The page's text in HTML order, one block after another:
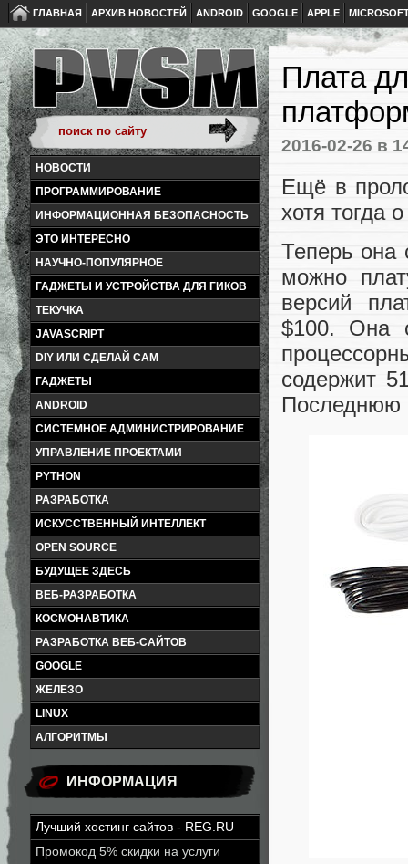
ГЛАВНАЯ АРХИВ НОВОСТЕЙ ANDROID GOOGLE APPLE
НОВОСТИ
ПРОГРАММИРОВАНИЕ
ИНФОРМАЦИОННАЯ БЕЗОПАСНОСТЬ
ЭТО ИНТЕРЕСНО
НАУЧНО-ПОПУЛЯРНОЕ
ГАДЖЕТЫ И УСТРОЙСТВА ДЛЯ ГИКОВ
ТЕКУЧКА
JAVASCRIPT
DIY ИЛИ СДЕЛАЙ САМ
ГАДЖЕТЫ
ANDROID
СИСТЕМНОЕ АДМИНИСТРИРОВАНИЕ
УПРАВЛЕНИЕ ПРОЕКТАМИ
PYTHON
РАЗРАБОТКА
ИСКУССТВЕННЫЙ ИНТЕЛЛЕКТ
OPEN SOURCE
БУДУЩЕЕ ЗДЕСЬ
ВЕБ-РАЗРАБОТКА
КОСМОНАВТИКА
РАЗРАБОТКА ВЕБ-САЙТОВ
GOOGLE
ЖЕЛЕЗО
LINUX
АЛГОРИТМЫ
ИНФОРМАЦИЯ
Лучший хостинг сайтов - REG.RU
Промокод 5% скидки на услуги
Плата
2016-02-26 в
Ещё в
хотя тогда
Теперь она
можно
версий
$100. Она
содержит
Последнюю